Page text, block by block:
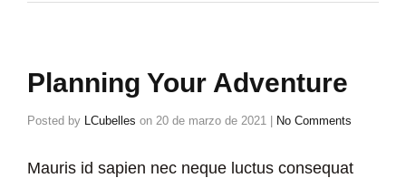
Planning Your Adventure
Posted by LCubelles on 20 de marzo de 2021 | No Comments
Mauris id sapien nec neque luctus consequat